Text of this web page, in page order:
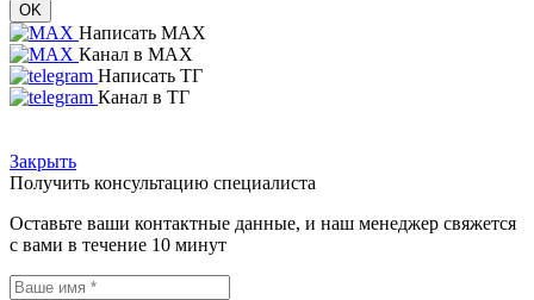
OK
Написать MAX
Канал в MAX
Написать ТГ
Канал в ТГ
Закрыть
Получить консультацию специалиста
Оставьте ваши контактные данные, и наш менеджер свяжется
с вами в течение 10 минут